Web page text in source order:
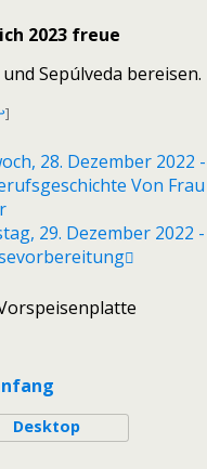
2023 freue
Sepúlveda bereisen.
]
28. Dezember 2022 -
Von Frau
29. Dezember 2022 -
Desktop